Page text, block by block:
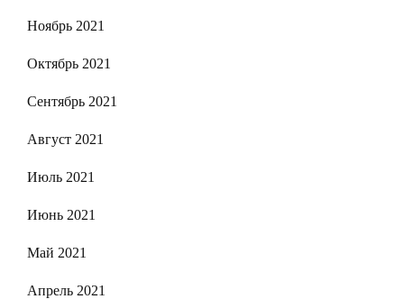
Ноябрь 2021
Октябрь 2021
Сентябрь 2021
Август 2021
Июль 2021
Июнь 2021
Май 2021
Апрель 2021